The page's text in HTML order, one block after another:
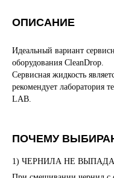
ОПИСАНИЕ
Идеальный вариант
оборудования CleanDrop.
Сервисная жидкость
рекомендует лаборатория
LAB.
ПОЧЕМУ
1) ЧЕРНИЛА НЕ